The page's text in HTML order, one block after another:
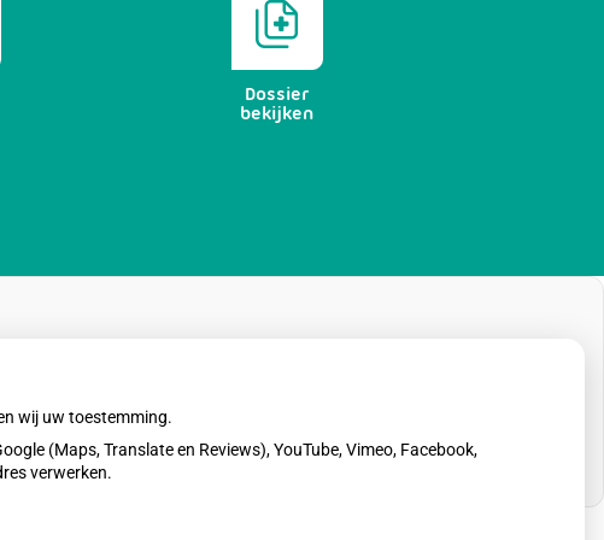
Dossier
bekijken
wij uw toestemming.
(Maps, Translate en Reviews), YouTube, Vimeo, Facebook,
verwerken.